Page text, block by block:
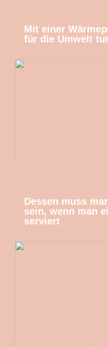
Mit einer
für die Umwelt
Dessen muss
sein, wenn man
serviert